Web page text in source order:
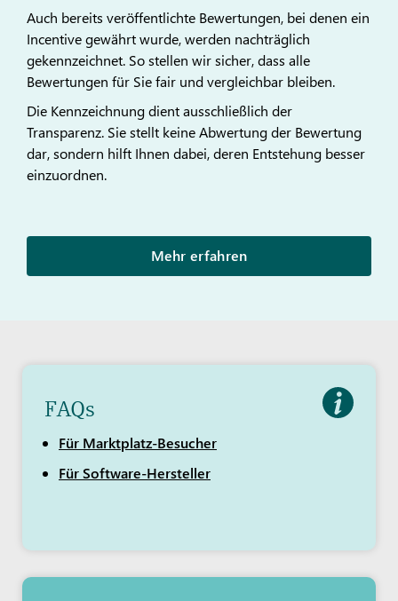
Auch bereits veröffentlichte Bewertungen, bei denen ein
Incentive gewährt wurde, werden nachträglich
gekennzeichnet. So stellen wir sicher, dass alle
Bewertungen für Sie fair und vergleichbar bleiben.
Die Kennzeichnung dient ausschließlich der
Transparenz. Sie stellt keine Abwertung der Bewertung
dar, sondern hilft Ihnen dabei, deren Entstehung besser
einzuordnen.
Mehr erfahren
FAQs
Für Marktplatz-Besucher
Für Software-Hersteller